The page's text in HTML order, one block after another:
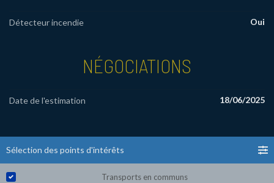
Détecteur incendie Oui
NÉGOCIATIONS
Date de l'estimation 18/06/2025
Sélection des points d'intérêts
Transports en communs